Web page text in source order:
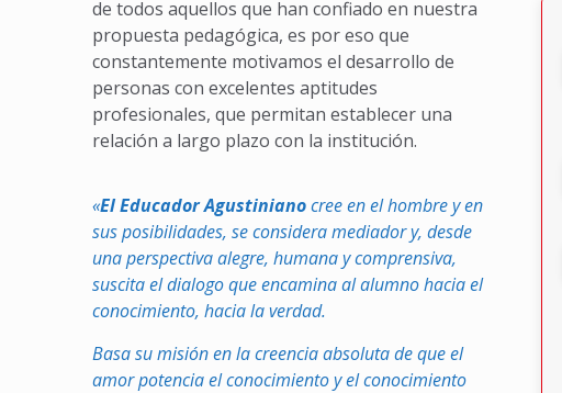
de todos aquellos que han confiado en nuestra
propuesta pedagógica, es por eso que
constantemente motivamos el desarrollo de
personas con excelentes aptitudes
profesionales, que permitan establecer una
relación a largo plazo con la institución.
«El Educador Agustinianocree en el hombre y en
sus posibilidades, se considera mediador y, desde
una perspectiva alegre, humana y comprensiva,
suscita el dialogo que encamina al alumno hacia el
conocimiento, hacia la verdad.
Basa su misión en la creencia absoluta de que el
amor potencia el conocimiento y el conocimiento